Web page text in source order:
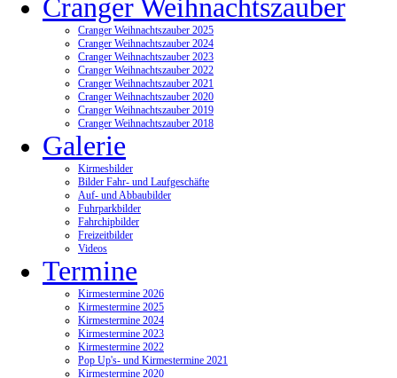
Cranger Weihnachtszauber
Cranger Weihnachtszauber 2025
Cranger Weihnachtszauber 2024
Cranger Weihnachtszauber 2023
Cranger Weihnachtszauber 2022
Cranger Weihnachtszauber 2021
Cranger Weihnachtszauber 2020
Cranger Weihnachtszauber 2019
Cranger Weihnachtszauber 2018
Galerie
Kirmesbilder
Bilder Fahr- und Laufgeschäfte
Auf- und Abbaubilder
Fuhrparkbilder
Fahrchipbilder
Freizeitbilder
Videos
Termine
Kirmestermine 2026
Kirmestermine 2025
Kirmestermine 2024
Kirmestermine 2023
Kirmestermine 2022
Pop Up's- und Kirmestermine 2021
Kirmestermine 2020